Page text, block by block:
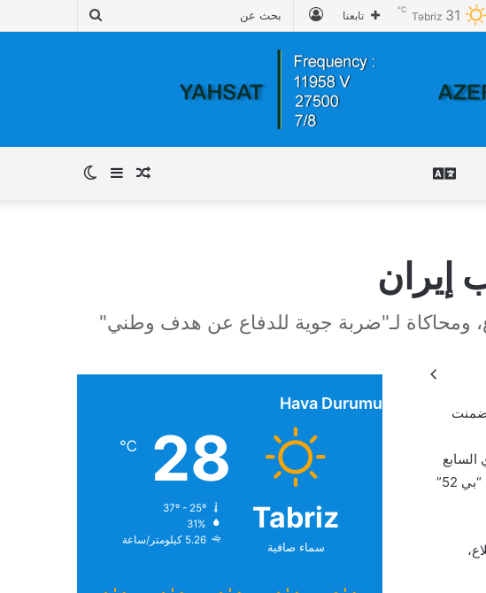
تسجيل
الدخول
تابعنا Təbriz 31
℃
إضافة مقال
إيران
ومحاكاة لـ"ضربة جوية للدفاع عن هدف وطني"
الجناح الجوي السابع
الملحق بالمجموعة الضاربة لحاملة الطائرات أبراهام لينكولن، بالإضافة إلى قاذفة القنابل “بي 52”
Hava Durumu
Tabriz
سماء صافية
28
℃
31%
5.26 كيلومتر/ساعة